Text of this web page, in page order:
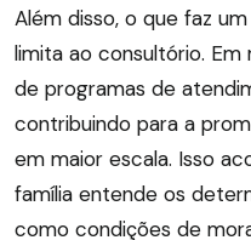
Além disso, o que faz
limita ao consultório.
de programas de
contribuindo para a
em maior escala. Isso
família entende os
como condições de